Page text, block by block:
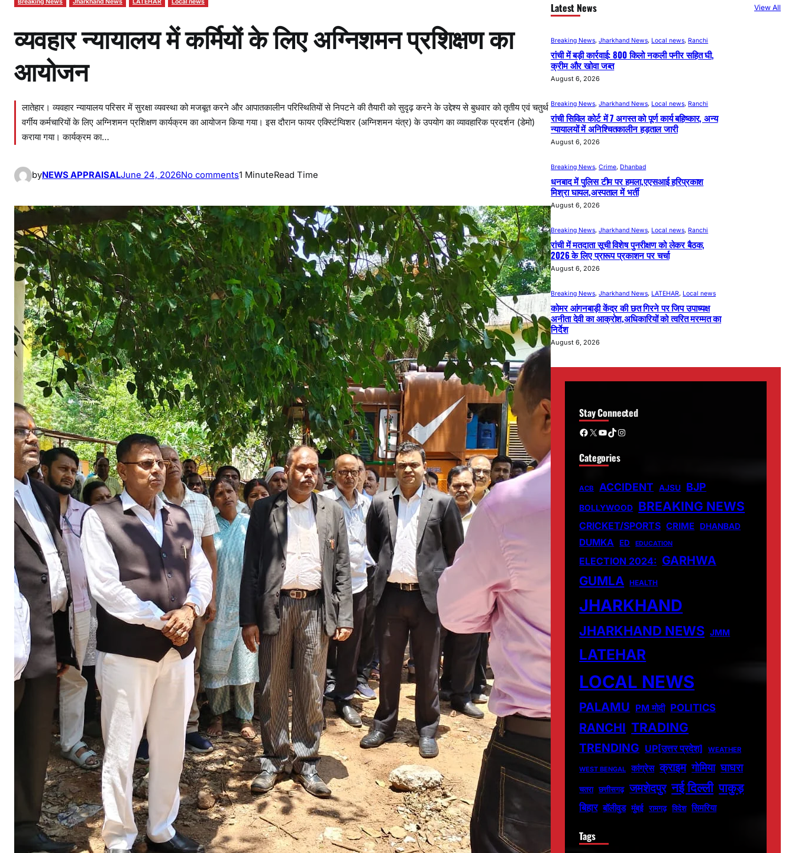
Breaking News Jharkhand News LATEHAR Local news
व्यवहार न्यायालय में कर्मियों के लिए अग्निशमन प्रशिक्षण का
आयोजन
लातेहार। व्यवहार न्यायालय परिसर में सुरक्षा व्यवस्था को मजबूत करने और आपातकालीन परिस्थितियों से निपटने की तैयारी को सुदृढ़ करने के उद्देश्य से बुधवार को तृतीय एवं चतुर्थ
वर्गीय कर्मचारियों के लिए अग्निशमन प्रशिक्षण कार्यक्रम का आयोजन किया गया। इस दौरान फायर एक्स्टिंग्विशर (अग्निशमन यंत्र) के उपयोग का व्यावहारिक प्रदर्शन (डेमो)
कराया गया। कार्यक्रम का…
byNEWS APPRAISALJune 24, 2026No commentso
व्य
व
हा
र
न्या
या
ल
य
में
क
र्मि
यों
के
लि
ए
अ
ग्नि
श
म
न
प्र
शि
क्ष
ण
का
आ
यो
ज
न
1 MinuteRead Time
Latest News View All
Breaking News, Jharkhand News, Local news, Ranchi
रांची में बड़ी कार्रवाई: 800 किलो नकली पनीर सहित घी,
क्रीम और खोवा जब्त
August 6, 2026
Breaking News, Jharkhand News, Local news, Ranchi
रांची सिविल कोर्ट में 7 अगस्त को पूर्ण कार्य बहिष्कार, अन्य
न्यायालयों में अनिश्चितकालीन हड़ताल जारी
August 6, 2026
Breaking News, Crime, Dhanbad
धनबाद में पुलिस टीम पर हमला,एएसआई हरिप्रकाश
मिश्रा घायल,अस्पताल में भर्ती
August 6, 2026
Breaking News, Jharkhand News, Local news, Ranchi
रांची में मतदाता सूची विशेष पुनरीक्षण को लेकर बैठक,
2026 के लिए प्रारूप प्रकाशन पर चर्चा
August 6, 2026
Breaking News, Jharkhand News, LATEHAR, Local news
कोमर आंगनबाड़ी केंद्र की छत गिरने पर जिप उपाध्यक्ष
अनीता देवी का आक्रोश,अधिकारियों को त्वरित मरम्मत का
निर्देश
August 6, 2026
Stay Connected
Facebook X YouTube TikTok Instagram
Categories
ACB ACCIDENT AJSU BJP
BOLLYWOOD BREAKING NEWS
CRICKET/SPORTS CRIME DHANBAD
DUMKA ED EDUCATION
ELECTION 2024: GARHWA
GUMLA HEALTH
JHARKHAND
JHARKHAND NEWS JMM
LATEHAR
LOCAL NEWS
PALAMU PM मोदी POLITICS
RANCHI TRADING
TRENDING UP[उत्तर प्रदेश] WEATHER
WEST BENGAL कांग्रेस क्राइम गोमिया घाघरा
चतरा छत्तीसगढ़ जमशेदपुर नई दिल्ली पाकुड़
बिहार बॉलीवुड मुंबई रामगढ़ विदेश सिमरिया
Tags